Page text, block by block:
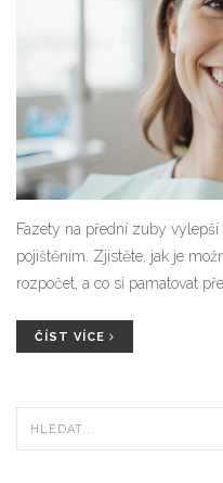
Fazety na přední zuby
pojištěním. Zjistěte, jak je
rozpočet, a co si pamatovat
ČÍST VÍCE